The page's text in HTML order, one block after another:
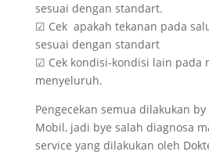
sesuai dengan standart.
☑ Cek apakah tekanan pada
sesuai dengan standart
☑ Cek kondisi-kondisi lain pada
menyeluruh.
Pengecekan semua dilakukan
Mobil, jadi bye salah diagnosa
service yang dilakukan oleh